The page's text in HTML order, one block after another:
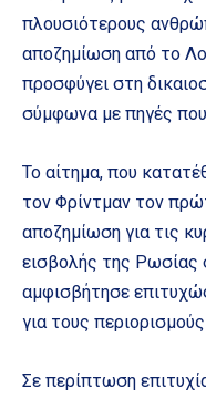
πλουσιότερους
αποζημίωση από το
προσφύγει στη
σύμφωνα με πηγές
Το αίτημα, που
τον Φρίντμαν τον
αποζημίωση για τις
εισβολής της Ρωσίας
αμφισβήτησε
για τους
Σε περίπτωση